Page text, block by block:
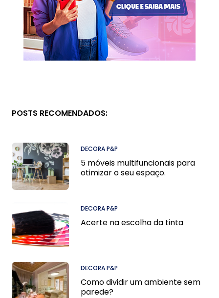
POSTS RECOMENDADOS:
DECORA P&P
5 móveis multifuncionais para
otimizar o seu espaço.
DECORA P&P
Acerte na escolha da tinta
DECORA P&P
Como dividir um ambiente sem
parede?